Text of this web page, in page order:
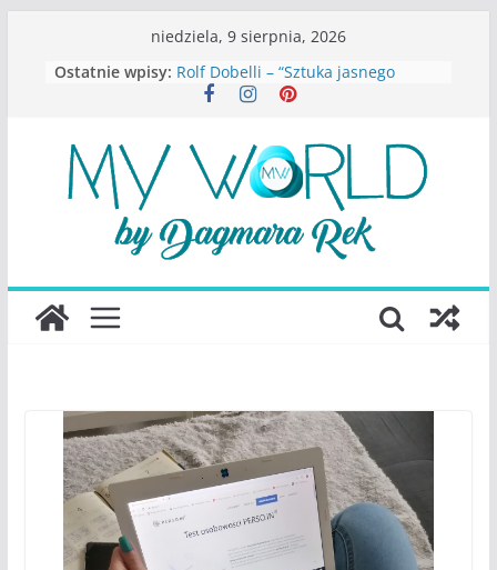
niedziela, 9 sierpnia, 2026
Ostatnie wpisy: Rolf Dobelli – “Sztuka jasnego
myślenia”
Konstancina. Sekrety seksbiznesu”
Katarzyna Lewandowicz – Zanim
straciliśmy siebie
Judith Joseph – “Wysoko
funkcjonująca depresja”
S.Wynn-Williams – “Bezwzględni. O
największego portalu